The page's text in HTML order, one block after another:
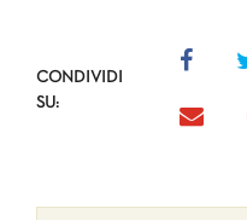
CONDIVIDI
SU: